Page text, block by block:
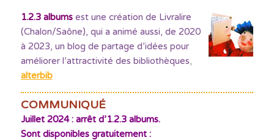
1.2.3 albumsest une création de Livralire
(Chalon/Saône), qui a animé aussi, de 2020
à 2023, un blog de partage d’idées pour
améliorer l’attractivité des bibliothèques,
alterbib
COMMUNIQUÉ
Juillet 2024 : arrêt d’1.2.3 albums.
Sont disponibles gratuitement :